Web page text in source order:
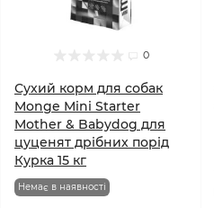
0
Сухий корм для собак
Monge Mini Starter
Mother & Babydog для
цуценят дрібних порід
Курка 15 кг
Немає в наявності